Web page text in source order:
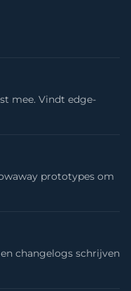
mee. Vindt edge-
prototypes om
changelogs schrijven